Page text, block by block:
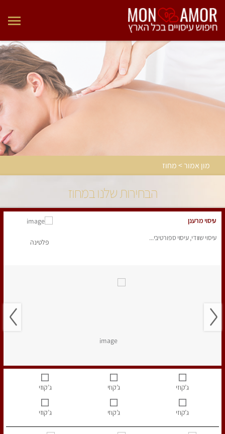
מון אמור > מחוז
הבחירות שלנו במחוז
עיסוי מרענן
עיסוי שוודי, עיסוי ספורטיבי...
פלטינה
ג’קוזי ג’קוזי ג’קוזי
ג’קוזי ג’קוזי ג’קוזי